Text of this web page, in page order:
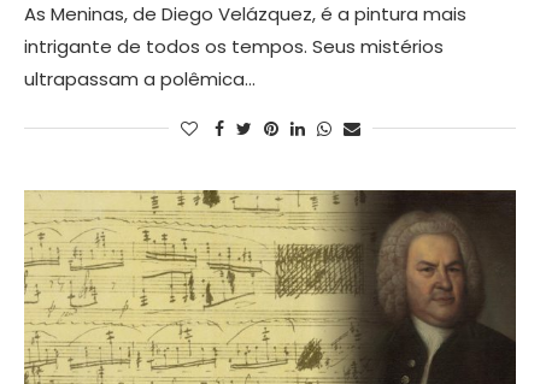
As Meninas, de Diego Velázquez, é a pintura mais
intrigante de todos os tempos. Seus mistérios
ultrapassam a polêmica…